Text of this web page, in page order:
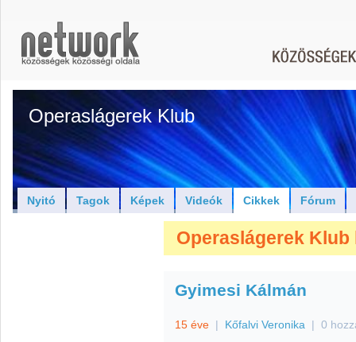
Operaslágerek Klub
Nyitó Tagok Képek Videók Cikkek Fórum
Operaslágerek Klub
Gyimesi Kálmán
15 éve | Kőfalvi Veronika | 0